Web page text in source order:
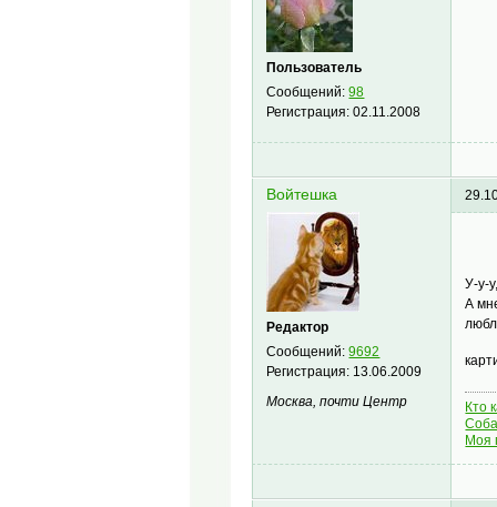
Пользователь
Сообщений:98
Регистрация:02.11.2008
Войтешка
Редактор
Сообщений:9692
Регистрация: 13.06.2009
Москва, почти Центр
У-у-
А
Кто
Моя